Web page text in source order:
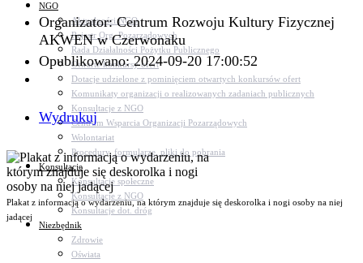
NGO
Aktualności NGO
Rejestr Org. Pozarządowych
Rada Działalności Pożytku Publicznego
Otwarte konkursy ofert
Dotacje udzielone z pominięciem otwartych konkursów ofert
Komunikaty organizacji o realizowanych zadaniach publicznych
Konsultacje z NGO
Centrum Wsparcia Organizacji Pozarządowych
Wolontariat
Procedury, formularze, pliki do pobrania
Konsultacje
Konsultacje społeczne
Konsultacje z NGO
Konsultacje dot. dróg
Niezbędnik
Zdrowie
Oświata
Organizator: Centrum Rozwoju Kultury Fizycznej
AKWEN w Czerwonaku
Opublikowano: 2024-09-20 17:00:52
Wydrukuj
Plakat z informacją o wydarzeniu, na którym znajduje się deskorolka i nogi osoby na niej
jadącej